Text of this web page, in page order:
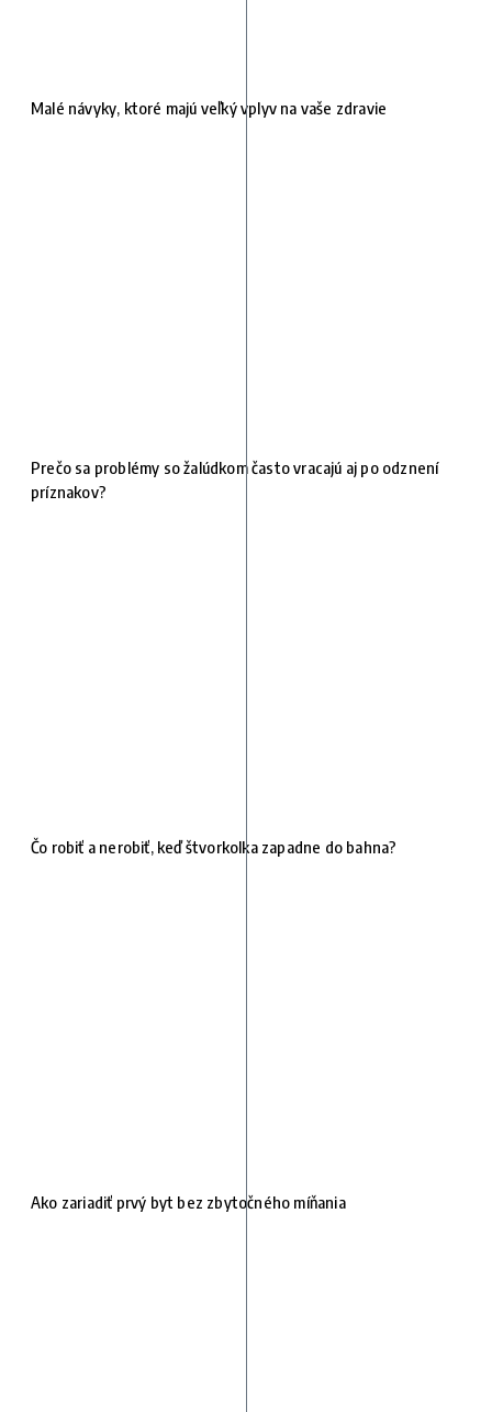
Malé návyky, ktoré majú veľký vplyv na vaše zdravie
Prečo sa problémy so žalúdkom často vracajú aj po odznení
príznakov?
Čo robiť a nerobiť, keď štvorkolka zapadne do bahna?
Ako zariadiť prvý byt bez zbytočného míňania